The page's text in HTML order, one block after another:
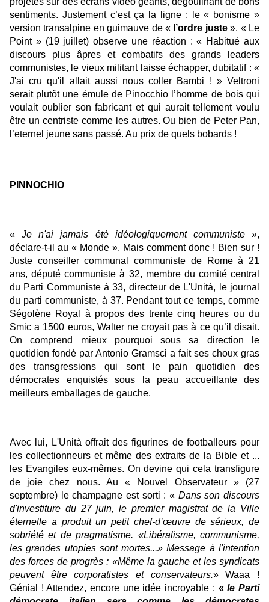
sentiments. Justement c’est ça la ligne : le « bonisme »
version transalpine en guimauve de « l’ordre juste». « Le
Point » (19 juillet) observe une réaction : « Habitué aux
discours plus âpres et combatifs des grands leaders
communistes, le vieux militant laisse échapper, dubitatif : «
J'ai cru qu'il allait aussi nous coller Bambi ! » Veltroni
serait plutôt une émule de Pinocchio l’homme de bois qui
voulait oublier son fabricant et qui aurait tellement voulu
être un centriste comme les autres. Ou bien de Peter Pan,
l’eternel jeune sans passé. Au prix de quels bobards !
PINNOCHIO
«Je n'ai jamais été idéologiquement communiste»,
déclare-t-il au « Monde ». Mais comment donc ! Bien sur !
Juste conseiller communal communiste de Rome à 21
ans, député communiste à 32, membre du comité central
du Parti Communiste à 33, directeur de L'Unità, le journal
du parti communiste, à 37. Pendant tout ce temps, comme
Ségolène Royal à propos des trente cinq heures ou du
Smic a 1500 euros, Walter ne croyait pas à ce qu’il disait.
On comprend mieux pourquoi sous sa direction le
quotidien fondé par Antonio Gramsci a fait ses choux gras
des transgressions qui sont le pain quotidien des
démocrates enquistés sous la peau accueillante des
meilleurs emballages de gauche.
Avec lui, L'Unità offrait des figurines de footballeurs pour
les collectionneurs et même des extraits de la Bible et ...
les Evangiles eux-mêmes. On devine qui cela transfigure
de joie chez nous. Au « Nouvel Observateur » (27
septembre) le champagne est sorti : « Dans son discours
d'investiture du 27 juin, le premier magistrat de la Ville
éternelle a produit un petit chef-d’œuvre de sérieux, de
sobriété et de pragmatisme. «Libéralisme, communisme,
les grandes utopies sont mortes...» Message à l'intention
des forces de progrès : «Même la gauche et les syndicats
peuvent être corporatistes et conservateurs.» Waaa !
Génial ! Attendez, encore une idée incroyable : «le Parti